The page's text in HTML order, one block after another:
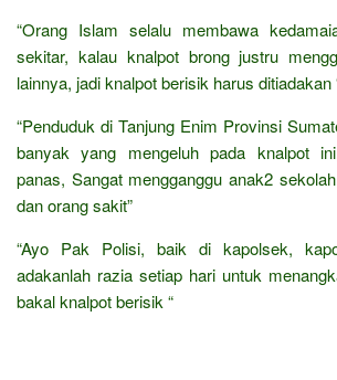
“Orang Islam selalu membawa
sekitar, kalau knalpot brong justru
lainnya, jadi knalpot berisik harus ditiadakan
“Penduduk di Tanjung Enim Provinsi
banyak yang mengeluh pada knalpot
panas, Sangat mengganggu anak2
dan orang sakit”
“Ayo Pak Polisi, baik di kapolsek,
adakanlah razia setiap hari untuk
bakal knalpot berisik “